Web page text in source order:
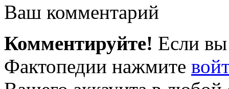
Ваш комментарий
Комментируйте! Если вы
Фактопедии нажмите